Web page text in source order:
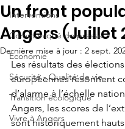
Interventions
Communiqué de presse
Economie
Sécurité - Qualité de vie
Transition écologique
Vivre à Angers
Un front
Angers (Juillet
Dernière mise à jour : 2 sept.
Les résultats des élections
européennes résonnent
d’alarme à l’échelle
Angers, les scores de
sont historiquement